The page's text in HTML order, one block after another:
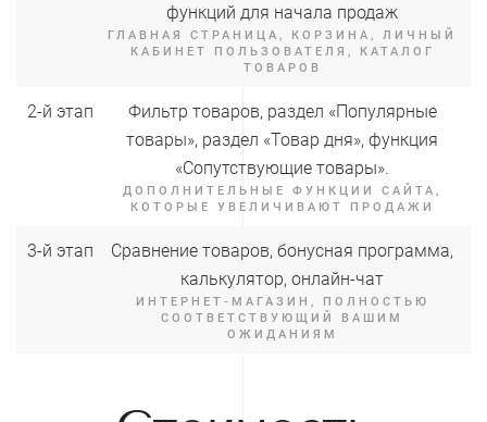
функций для начала продаж
ГЛАВНАЯ СТРАНИЦА, КОРЗИНА, ЛИЧНЫЙ
КАБИНЕТ ПОЛЬЗОВАТЕЛЯ, КАТАЛОГ
ТОВАРОВ
2-й этап
Фильтр товаров, раздел «Популярные
товары», раздел «Товар дня», функция
«Сопутствующие товары».
ДОПОЛНИТЕЛЬНЫЕ ФУНКЦИИ САЙТА,
КОТОРЫЕ УВЕЛИЧИВАЮТ ПРОДАЖИ
3-й этап
Сравнение товаров, бонусная программа,
калькулятор, онлайн-чат
ИНТЕРНЕТ-МАГАЗИН, ПОЛНОСТЬЮ
СООТВЕТСТВУЮЩИЙ ВАШИМ
ОЖИДАНИЯМ